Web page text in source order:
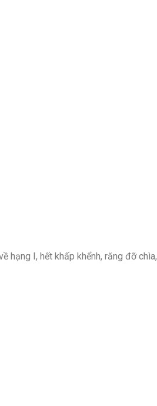
hạng I, hết khấp khểnh, răng đỡ chìa,